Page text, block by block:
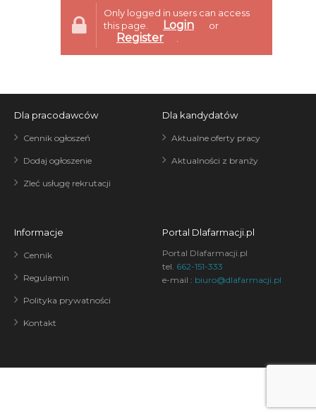
Only logged in users can access
this page.
Login or
Register .
Dla pracodawców
Cennik ogłoszeń
Dodaj ogłoszenie
Zleć usługę rekrutacji
Dla kandydatów
Aktualne oferty pracy
Aktualności z branży
Informacje
Cennik
Regulamin
Polityka prywatności
Kontakt
Portal Dlafarmacji.pl
Portal Dlafarmacji.pl
tel. 662-151-333
e-mail : biuro@dlafarmacji.pl